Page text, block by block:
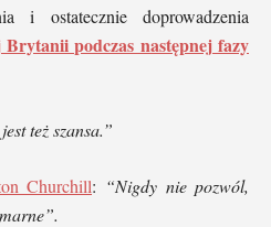
i ostatecznie doprowadzenia
podczas następnej fazy
też szansa.”
Churchill: “Nigdy nie pozwól,